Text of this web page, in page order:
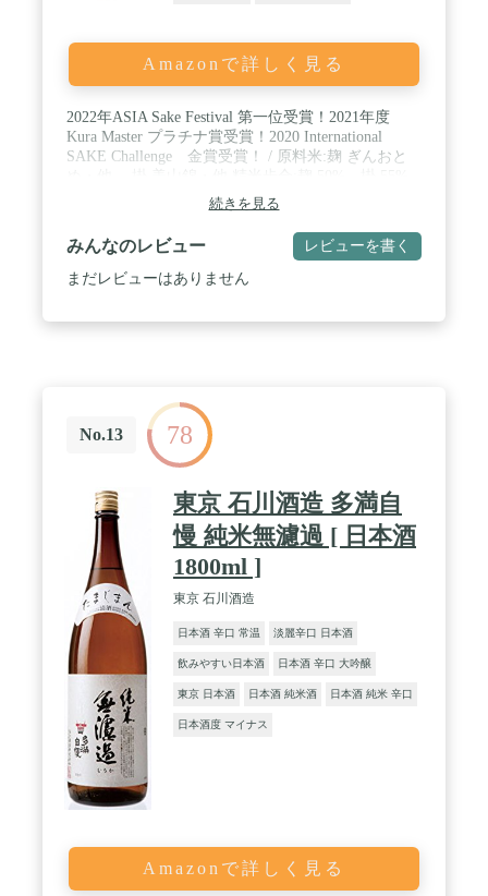
Amazonで詳しく見る
2022年ASIA Sake Festival 第一位受賞！2021年度
Kura Master プラチナ賞受賞！2020 International
SAKE Challenge 金賞受賞！ / 原料米:麹 ぎんおと
仕込水:折爪馬仙峡伏流水(中硬水) / 日本酒度:＋5 ア
ルコール度数: 15-16度 酸度:1.5 / 心地よい吟醸香、
お米の甘さと旨味がほのかに広がるが、キレもあり
優しく綺麗で上品なお酒です。 / 適度な味わいやお
酒の個性を感じさせる一品です。上品な和食との相
続きを見る
みんなのレビュー レビューを書く
まだレビューはありません
No.13 78
東京 石川酒造 多満自
慢 純米無濾過 [ 日本酒
1800ml ]
東京 石川酒造
日本酒 辛口 常温 淡麗辛口 日本酒
飲みやすい日本酒 日本酒 辛口 大吟醸
東京 日本酒 日本酒 純米酒 日本酒 純米 辛口
日本酒度 マイナス
Amazonで詳しく見る